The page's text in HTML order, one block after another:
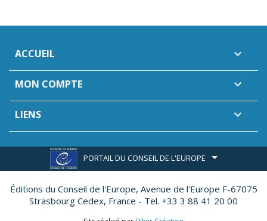
ACCUEIL 
MON COMPTE 
LIENS 
PORTAIL DU CONSEIL DE L'EUROPE
Éditions du Conseil de l'Europe, Avenue de l'Europe F-67075
Strasbourg Cedex, France - Tel. +33 3 88 41 20 00